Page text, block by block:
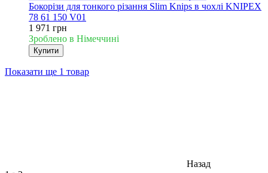
Бокорізи для тонкого різання Slim Knips в чохлі KNIPEX
78 61 150 V01
1 971 грн
Зроблено в Німеччині
Купити
Показати ще 1 товар
Назад